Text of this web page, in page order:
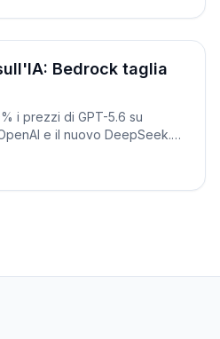
Bedrock taglia
i prezzi di GPT-5.6 su
e il nuovo DeepSeek.